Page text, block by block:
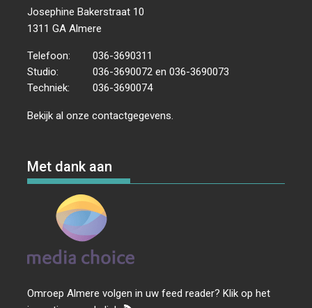
Josephine Bakerstraat 10
1311 GA Almere
Telefoon:
036-3690311
Studio:
036-3690072 en 036-3690073
Techniek:
036-3690074
Bekijk al onzecontactgegevens
Met dank aan
Omroep Almere volgen in uw feed reader? Klik op het